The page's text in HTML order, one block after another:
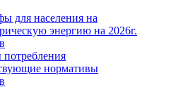
для населения на
энергию на 2026г.
нормативы